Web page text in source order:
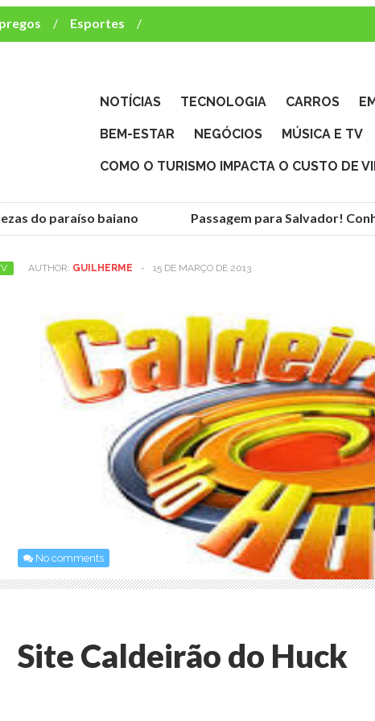
Esportes
e TV
NOTÍCIAS TECNOLOGIA CARROS
BEM-ESTAR NEGÓCIOS MÚSICA E TV
COMO O TURISMO IMPACTA O CUSTO DE
do paraíso baiano Passagem para Salvador!
AUTHOR: GUILHERME - 15 DE MARÇO DE 2013
No comments
Site Caldeirão do Huck